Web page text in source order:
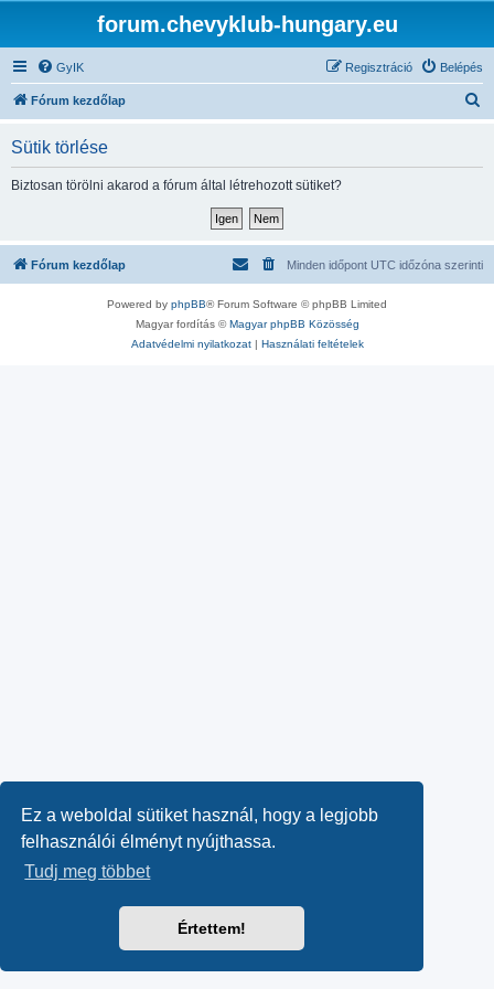
Ez a weboldal sütiket használ, hogy a legjobb
felhasználói élményt nyújthassa.
Tudj meg többet
Értettem!
forum.chevyklub-hungary.eu
GyIK Belépés
Regisztráció
Fórum kezdőlap
s
Sütik törlése
Biztosan törölni akarod a fórum által létrehozott sütiket?
Fórum kezdőlap Minden időpont UTC időzóna szerinti
Powered by phpBB® Forum Software © phpBB Limited
Magyar fordítás ©Magyar phpBB Közösség
Adatvédelmi nyilatkozat| Használati feltételek